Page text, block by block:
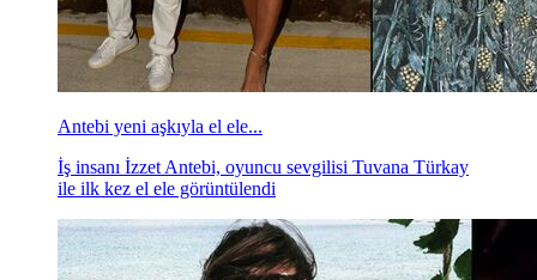
Antebi yeni aşkıyla el ele...
İş insanı İzzet Antebi, oyuncu sevgilisi Tuvana Türkay
ile ilk kez el ele görüntülendi